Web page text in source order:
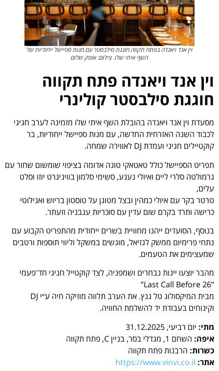
וין אנד ויאנדה בפתח תקווה חוגגת סילבסטר עם מנות ספיישל ייחודיות של
השף איתי שלו. צילום: אופק שלום
וין אנד ויאנדה פתח תקווה
חוגגת סילבסטר קולינרי
מסעדת וין אנד ויאנדה בהובלת השף איתי שלו מזמינה לערב חגיגי
לכבוד השנה האזרחית החדשה, עם מנות ספיישל ייחודיות, בר
קוקטיילים חגיגי ועמדת DJ לאווירה שמחה.
תפריט הספיישל כולל טאטאקי טונה אדומה בציפוי שומשום שחור עם
גרמולטה סלרי ליים ואיולי נענע, סשימי סלמון בוויניגרט יוזו וסלט
עלים,
טרטר בקר עם איולי כמהין ובצל מטוגן על טוסטון בריוש ואנילוטי
כרישה ותרד בקרם שום עדין עם סוכריות עגבניה וזעתר.
בנוסף, הסועדים ייהנו מחוויית בשרים ייחודית מהתפריט הקבוע עם
נתחי פרימיום ממשק לגזיאל, מוגשים במשקל וליווי תוספות ורטבים
שמעצימים את הטעמים.
מהבר יוצעו יינות נבחרים ושמפניה, לצד קוקטייל חגיגי חד־פעמי
“Last Call Before 26”
מבית המיקסולוג טל גנץ. את הערב תלווה מוזיקה חיה ע״י DJ
וקינוחים בעבודת יד להשלמת החוויה.
מתי: יום רביעי, 31.12.2025
איפה: השחם 1, מגדלי בסר, בניין C, פתח תקווה
כשרות: הרבנות פתח תקווה
אתר: https://www.vinvi.co.il